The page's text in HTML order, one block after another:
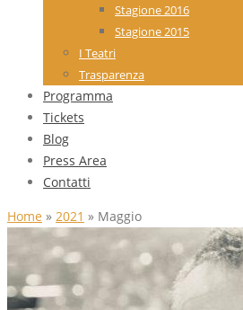
Stagione 2016
Stagione 2015
I Teatri
Trasparenza
Programma
Tickets
Blog
Press Area
Contatti
Home » 2021 » Maggio